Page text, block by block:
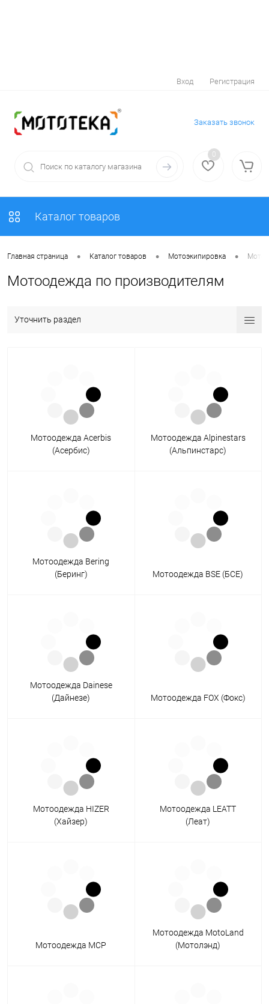
Вход Регистрация
Заказать звонок
0
Каталог товаров
Главная страница • Каталог товаров • Мотоэкипировка •
Мотоодежда по производителям
Уточнить раздел
Мотоодежда Acerbis
(Асербис)
Мотоодежда Alpinestars
(Альпинстарс)
Мотоодежда Bering
(Беринг)
Мотоодежда BSE (БСЕ)
Мотоодежда Dainese
(Дайнезе)
Мотоодежда FOX (Фокс)
Мотоодежда HIZER
(Хайзер)
Мотоодежда LEATT
(Леат)
Мотоодежда MCP
Мотоодежда MotoLand
(Мотолэнд)